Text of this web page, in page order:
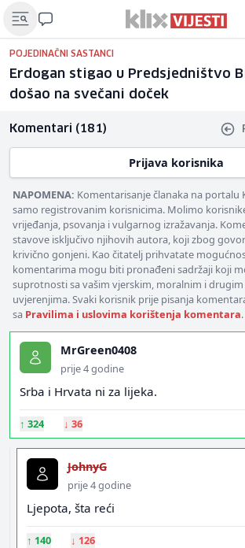
POJEDINAČNI SASTANCI
Erdogan stigao u Predsjedništvo
došao na svečani doček
Komentari (181)
Prijava korisnika
NAPOMENA: Komentarisanje članaka na portalu
samo registrovanim korisnicima. Molimo
vrijeđanja, psovanja i vulgarnog izražavanja.
stavove isključivo njihovih autora, koji zbog
krivično gonjeni. Kao čitatelj prihvatate
komentarima mogu biti pronađeni sadržaji koji
suprotnosti sa vašim vjerskim, moralnim i drugim
uvjerenjima. Svaki korisnik prije pisanja
sa Pravilima i uslovima korištenja komentara.
MrGreen0408
prije 4 godine
Srba i Hrvata ni za lijeka.
↑ 324 ↓ 36
JohnyG
prije 4 godine
Ljepota, šta reći
↑ 140 ↓ 126